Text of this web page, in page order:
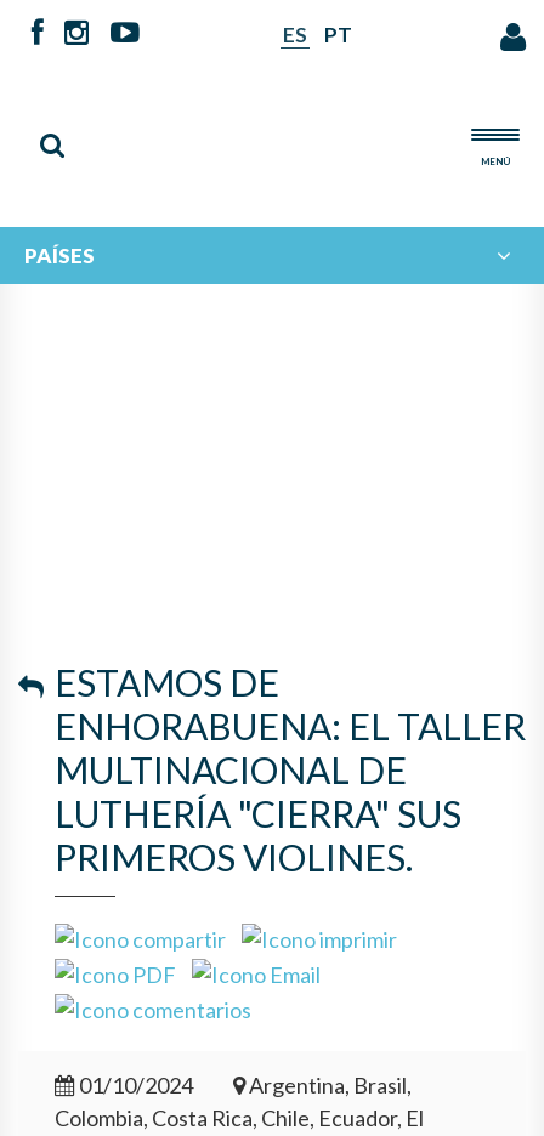
ES PT
MENÚ
PAÍSES
ESTAMOS DE
ENHORABUENA: EL TALLER
MULTINACIONAL DE
LUTHERÍA "CIERRA" SUS
PRIMEROS VIOLINES.
01/10/2024
Argentina, Brasil,
Colombia, Costa Rica, Chile, Ecuador, El